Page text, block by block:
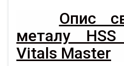
Опис
металу
Vitals Master